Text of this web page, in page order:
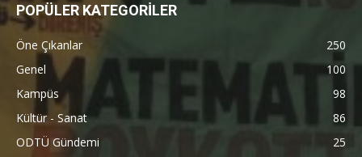
POPÜLER KATEGORİLER
Öne Çıkanlar
250
Genel
100
Kampüs
98
Kültür - Sanat
86
ODTÜ Gündemi
25